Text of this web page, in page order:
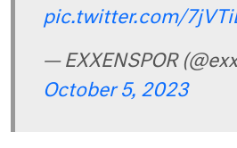
pic.twitter.com/
— EXXENSPOR
October 5, 2023